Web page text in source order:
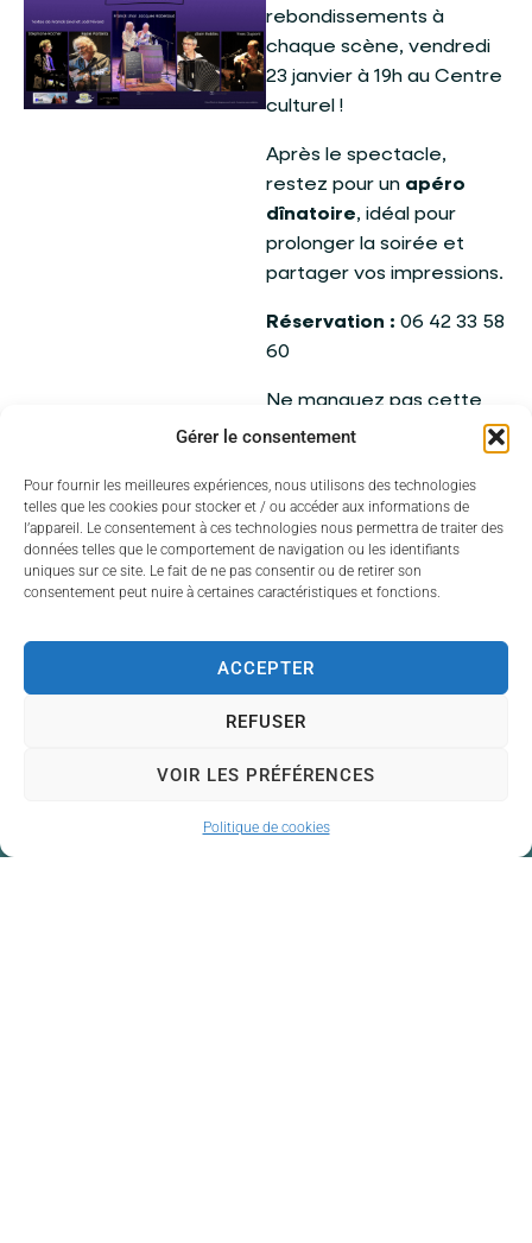
Gérer le consentement
Pour fournir les meilleures expériences, nous utilisons des technologies
telles que les cookies pour stocker et / ou accéder aux informations de
l’appareil. Le consentement à ces technologies nous permettra de traiter des
données telles que le comportement de navigation ou les identifiants
uniques sur ce site. Le fait de ne pas consentir ou de retirer son
consentement peut nuire à certaines caractéristiques et fonctions.
ACCEPTER
REFUSER
VOIR LES PRÉFÉRENCES
Politique de cookies
rebondissements à
chaque scène, vendredi
23 janvier à 19h au Centre
culturel !
Après le spectacle,
restez pour un apéro
dînatoire, idéal pour
prolonger la soirée et
partager vos impressions.
Réservation : 06 42 33 58
60
Ne manquez pas cette
soirée originale qui allie
convivialité !